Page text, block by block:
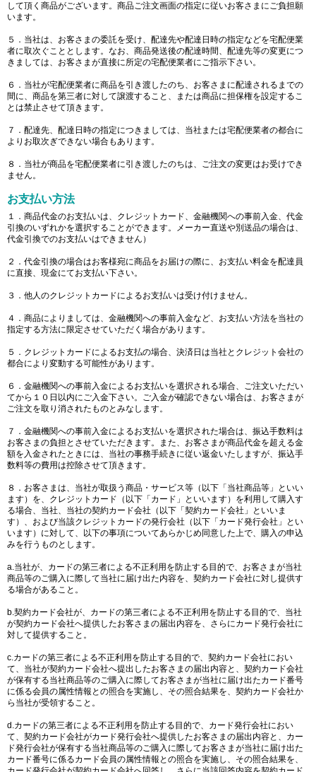
して頂く商品がございます。商品ご注文画面の指定に従いお客さまにご負担願
います。
５．当社は、お客さまの委託を受け、配達先や配達日時の指定などを宅配便業
者に取次ぐこととします。なお、商品発送後の配達時間、配達先等の変更につ
きましては、お客さまが直接に所定の宅配便業者にご指示下さい。
６．当社が宅配便業者に商品を引き渡したのち、お客さまに配達されるまでの
間に、商品を第三者に対して譲渡すること、または商品に担保権を設定するこ
とは禁止させて頂きます。
７．配達先、配達日時の指定につきましては、当社または宅配便業者の都合に
よりお取次ぎできない場合もあります。
８．当社が商品を宅配便業者に引き渡したのちは、ご注文の変更はお受けでき
ません。
お支払い方法
１．商品代金のお支払いは、クレジットカード、金融機関への事前入金、代金
引換のいずれかを選択することができます。メーカー直送や別送品の場合は、
代金引換でのお支払いはできません）
２．代金引換の場合はお客様宛に商品をお届けの際に、お支払い料金を配達員
に直接、現金にてお支払い下さい。
３．他人のクレジットカードによるお支払いは受け付けません。
４．商品によりましては、金融機関への事前入金など、お支払い方法を当社の
指定する方法に限定させていただく場合があります。
５．クレジットカードによるお支払の場合、決済日は当社とクレジット会社の
都合により変動する可能性があります。
６．金融機関への事前入金によるお支払いを選択される場合、ご注文いただい
てから１０日以内にご入金下さい。ご入金が確認できない場合は、お客さまが
ご注文を取り消されたものとみなします。
７．金融機関への事前入金によるお支払いを選択された場合は、振込手数料は
お客さまの負担とさせていただきます。また、お客さまが商品代金を超える金
額を入金されたときには、当社の事務手続きに従い返金いたしますが、振込手
数料等の費用は控除させて頂きます。
８．お客さまは、当社が取扱う商品・サービス等（以下「当社商品等」といい
ます）を、クレジットカード（以下「カード」といいます）を利用して購入す
る場合、当社、当社の契約カード会社（以下「契約カード会社」といいま
す）、および当該クレジットカードの発行会社（以下「カード発行会社」とい
います）に対して、以下の事項についてあらかじめ同意した上で、購入の申込
みを行うものとします。
a.当社が、カードの第三者による不正利用を防止する目的で、お客さまが当社
商品等のご購入に際して当社に届け出た内容を、契約カード会社に対し提供す
る場合があること。
b.契約カード会社が、カードの第三者による不正利用を防止する目的で、当社
が契約カード会社へ提供したお客さまの届出内容を、さらにカード発行会社に
対して提供すること。
c.カードの第三者による不正利用を防止する目的で、契約カード会社におい
て、当社が契約カード会社へ提出したお客さまの届出内容と、契約カード会社
が保有する当社商品等のご購入に際してお客さまが当社に届け出たカード番号
に係る会員の属性情報との照合を実施し、その照合結果を、契約カード会社か
ら当社が受領すること。
d.カードの第三者による不正利用を防止する目的で、カード発行会社におい
て、契約カード会社がカード発行会社へ提供したお客さまの届出内容と、カー
ド発行会社が保有する当社商品等のご購入に際してお客さまが当社に届け出た
カード番号に係るカード会員の属性情報との照合を実施し、その照合結果を、